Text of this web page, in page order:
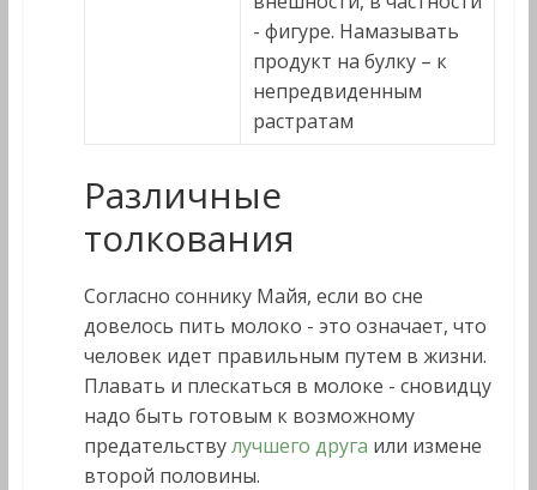
- фигуре. Намазывать
продукт на булку – к
непредвиденным
растратам
Различные
толкования
Согласно соннику Майя, если во сне
довелось пить молоко - это означает, что
человек идет правильным путем в жизни.
Плавать и плескаться в молоке - сновидцу
надо быть готовым к возможному
предательствулучшего друга или измене
второй половины.